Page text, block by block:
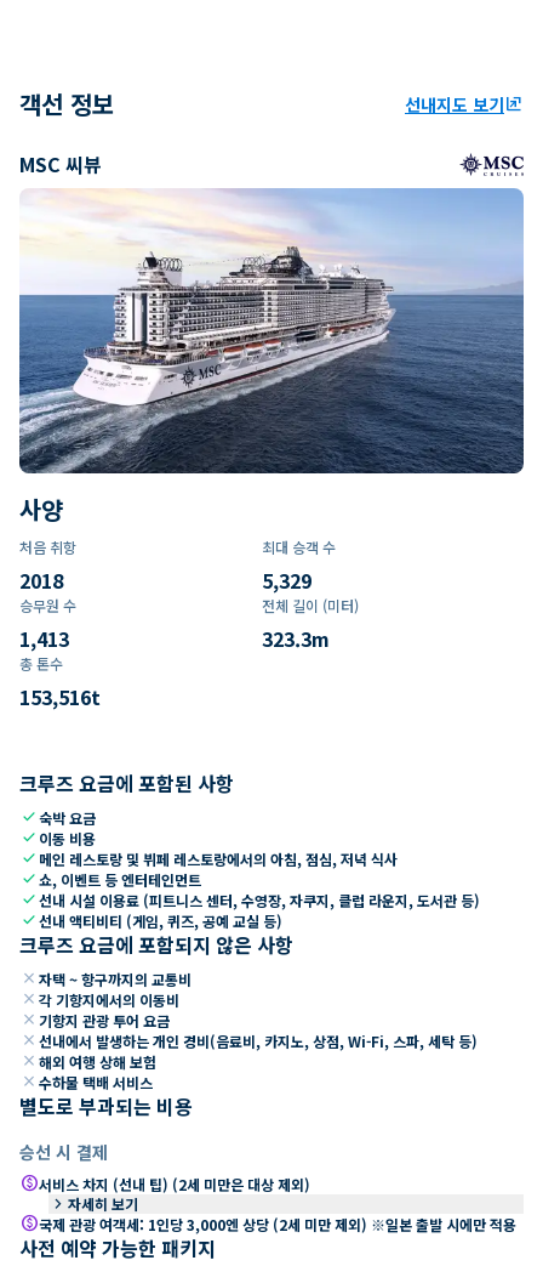
객선 정보 선내지도 보기ungroup
MSC 씨뷰
사양
처음 취항
2018
최대 승객 수
5,329
승무원 수
1,413
전체 길이 (미터)
323.3m
총 톤수
153,516t
크루즈 요금에 포함된 사항
check숙박 요금
check 이동 비용
check 메인 레스토랑 및 뷔페 레스토랑에서의 아침, 점심, 저녁 식사
check쇼, 이벤트 등 엔터테인먼트
check선내 시설 이용료 (피트니스 센터, 수영장, 자쿠지, 클럽 라운지, 도서관 등)
check선내 액티비티 (게임, 퀴즈, 공예 교실 등)
크루즈 요금에 포함되지 않은 사항
close 자택 ~ 항구까지의 교통비
close 각 기항지에서의 이동비
close 기항지 관광 투어 요금
close 선내에서 발생하는 개인 경비(음료비, 카지노, 상점, Wi-Fi, 스파, 세탁 등)
close 해외 여행 상해 보험
close 수하물 택배 서비스
별도로 부과되는 비용
승선 시 결제
paid서비스 차지 (선내 팁) (2세 미만은 대상 제외)
keyboard_arrow_right 자세히 보기
paid국제 관광 여객세: 1인당 3,000엔 상당 (2세 미만 제외) ※일본 출발 시에만 적용
사전 예약 가능한 패키지